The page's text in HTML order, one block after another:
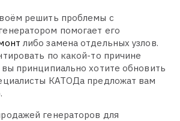
решить проблемы с
помогает его
либо замена отдельных узлов.
по какой-то причине
принципиально хотите обновить
КАТОДа предложат вам
генераторов для